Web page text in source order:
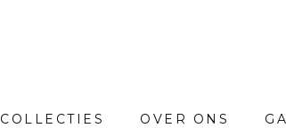
COLLECTIES OVER ONS